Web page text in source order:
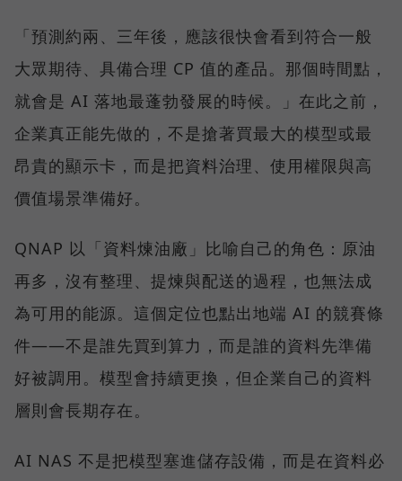
「預測約兩、三年後，應該很快會看到符合一般
大眾期待、具備合理 CP 值的產品。那個時間點，
就會是 AI 落地最蓬勃發展的時候。」在此之前，
企業真正能先做的，不是搶著買最大的模型或最
昂貴的顯示卡，而是把資料治理、使用權限與高
價值場景準備好。
QNAP 以「資料煉油廠」比喻自己的角色：原油
再多，沒有整理、提煉與配送的過程，也無法成
為可用的能源。這個定位也點出地端 AI 的競賽條
件——不是誰先買到算力，而是誰的資料先準備
好被調用。模型會持續更換，但企業自己的資料
層則會長期存在。
AI NAS 不是把模型塞進儲存設備，而是在資料必